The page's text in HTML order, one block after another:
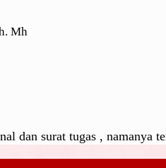
Mh
dan surat tugas , namanya